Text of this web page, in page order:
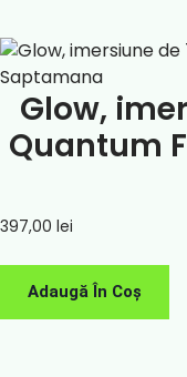
Glow,
Quantum
397,00 lei
Adaugă În Coș